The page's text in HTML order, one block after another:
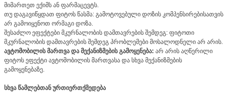
მიმართეთ ექიმს ან ფარმაცევტს.
თუ დაგავიწყდათ ფიტოს წასმა: გამოტოვებული დოზის კომპენსირებისათვის
არ გამოიყენოთ ორმაგი დოზა.
შესაძლო ეფექტები მკურნალობის დამთავრების შემდეგ: ფიტოთი
მკურნალობის დამთავრების შემდეგ პრობლემები მოსალოდნელი არ არის.
ავტომობილის მართვა და მექანიზმების გამოყენება: არ არის აღწერილი
ფიტოს ეფექტი ავტომობილის მართვასა და სხვა მექანიზმების
გამოყენებაზე.
სხვა წამლებთან ურთიერთქმედება